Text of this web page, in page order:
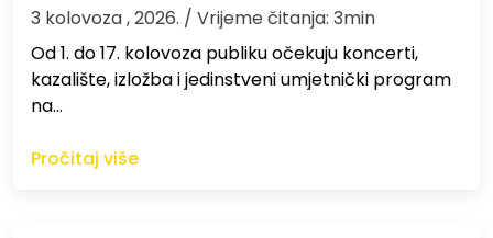
3 kolovoza , 2026. / Vrijeme čitanja: 3min
Od 1. do 17. kolovoza publiku očekuju koncerti,
kazalište, izložba i jedinstveni umjetnički program
na…
Pročitaj više